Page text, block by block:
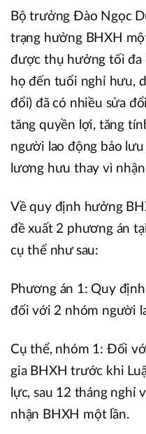
Bộ trưởng Đào Ngọc
trạng hưởng BHXH
được thụ hưởng tối đa
họ đến tuổi nghỉ hưu,
đổi) đã có nhiều sửa
tăng quyền lợi, tăng
người lao động bảo
lương hưu thay vì
Về quy định hưởng
đề xuất 2 phương án
cụ thể như sau:
Phương án 1: Quy
đối với 2 nhóm người
Cụ thể, nhóm 1: Đối
gia BHXH trước khi
lực, sau 12 tháng nghỉ
nhận BHXH một lần.